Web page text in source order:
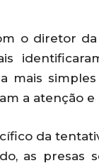
o diretor da
mais
a atenção e
da
as presas